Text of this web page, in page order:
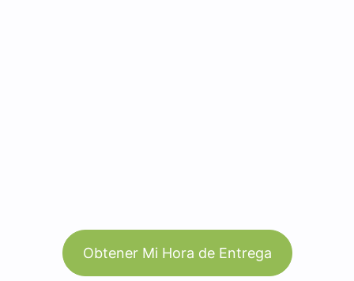
Obtener Mi Hora de Entrega